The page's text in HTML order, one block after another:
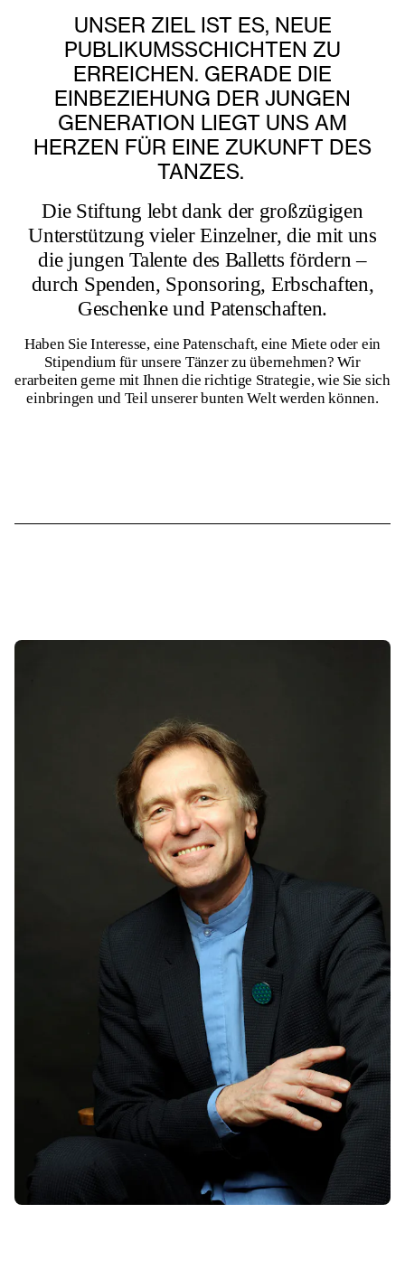
UNSER ZIEL IST ES, NEUE
PUBLIKUMSSCHICHTEN ZU
ERREICHEN. GERADE DIE
EINBEZIEHUNG DER JUNGEN
GENERATION LIEGT UNS AM
HERZEN FÜR EINE ZUKUNFT DES
TANZES.
Die Stiftung lebt dank der großzügigen
Unterstützung vieler Einzelner, die mit uns
die jungen Talente des Balletts fördern –
durch Spenden, Sponsoring, Erbschaften,
Geschenke und Patenschaften.
Haben Sie Interesse, eine Patenschaft, eine Miete oder ein
Stipendium für unsere Tänzer zu übernehmen? Wir
erarbeiten gerne mit Ihnen die richtige Strategie, wie Sie sich
einbringen und Teil unserer bunten Welt werden können.